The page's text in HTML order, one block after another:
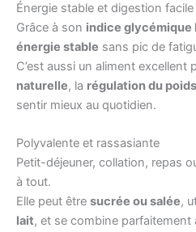
Énergie stable et digestion facile
Grâce à son indice glycémique
énergie stable sans pic de
C’est aussi un aliment excellent
naturelle, la régulation du poids
sentir mieux au quotidien.
Polyvalente et rassasiante
Petit-déjeuner, collation, repas
à tout.
Elle peut être sucrée ou salée,
lait, et se combine parfaitement